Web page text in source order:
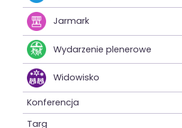
Jarmark
Wydarzenie plenerowe
Widowisko
Konferencja
Targ